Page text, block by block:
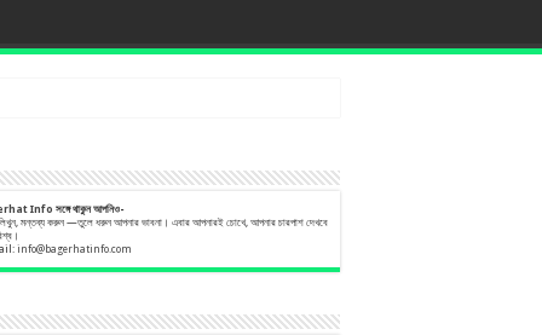
Info সঙ্গেথাকুনআপনিও-
মন্তব্য করুন —তুলে ধরুন আপনার ভাবনা। এবার আপনারই চোখে, আপনার চারপাশ দেখবে
info@bagerhatinfo.com